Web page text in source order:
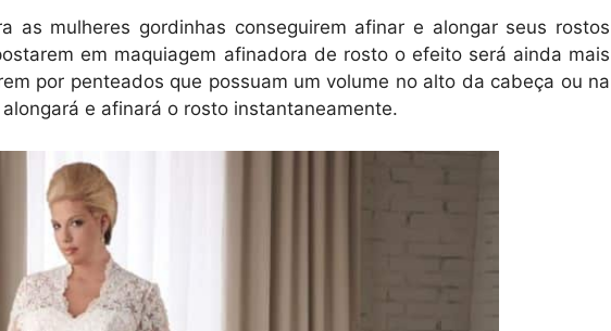
as mulheres gordinhas conseguirem afinar e alongar seus rostos
em maquiagem afinadora de rosto o efeito será ainda mais
por penteados que possuam um volume no alto da cabeça ou na
e afinará o rosto instantaneamente.